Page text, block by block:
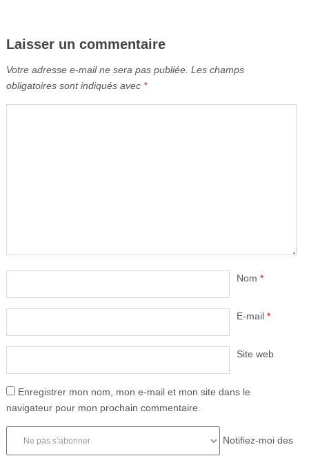
Laisser un commentaire
Votre adresse e-mail ne sera pas publiée. Les champs
obligatoires sont indiqués avec *
Nom *
E-mail *
Site web
Enregistrer mon nom, mon e-mail et mon site dans le
navigateur pour mon prochain commentaire.
Notifiez-moi des